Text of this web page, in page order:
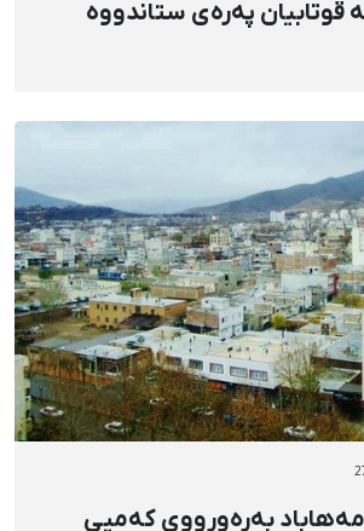
قوتابیان پەرەی ستاندووە
بەرەوڕووی کەمیی